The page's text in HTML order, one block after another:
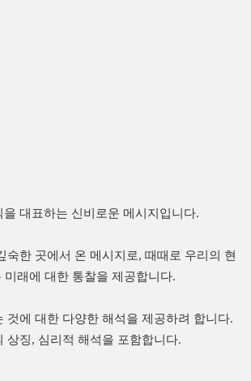
대표하는 신비로운 메시지입니다.
숙한 곳에서 온 메시지로, 때때로 우리의 현
미래에 대한 통찰을 제공합니다.
것에 대한 다양한 해석을 제공하려 합니다.
상징, 심리적 해석을 포함합니다.